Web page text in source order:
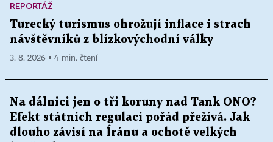
REPORTÁŽ
Turecký turismus ohrožují inflace i strach
návštěvníků z blízkovýchodní války
3. 8. 2026 ▪ 4 min. čtení
Na dálnici jen o tři koruny nad Tank ONO?
Efekt státních regulací pořád přežívá. Jak
dlouho závisí na Íránu a ochotě velkých